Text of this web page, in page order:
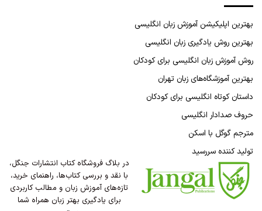
بهترین اپلیکیشن آموزش زبان انگلیسی
بهترین روش یادگیری زبان انگلیسی
روش آموزش زبان انگلیسی برای کودکان
بهترین آموزشگاه‌های زبان تهران
داستان کوتاه انگلیسی برای کودکان
حروف صدادار انگلیسی
مترجم گوگل با اسکن
تولید کننده سررسید
در بلاگ فروشگاه کتاب انتشارات جنگل،
با نقد و بررسی کتاب‌ها، راهنمای خرید،
تازه‌های آموزش زبان و مطالب کاربردی
برای یادگیری بهتر زبان همراه شما